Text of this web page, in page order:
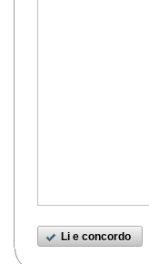
Li e concordo